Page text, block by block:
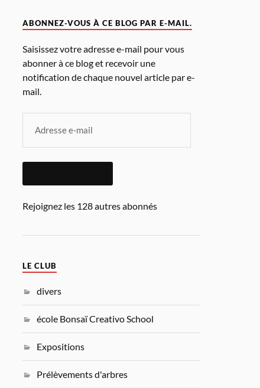
ABONNEZ-VOUS À CE BLOG PAR E-MAIL.
Saisissez votre adresse e-mail pour vous
abonner à ce blog et recevoir une
notification de chaque nouvel article par e-
mail.
Rejoignez les 128 autres abonnés
LE CLUB
divers
école Bonsaï Creativo School
Expositions
Prélèvements d'arbres